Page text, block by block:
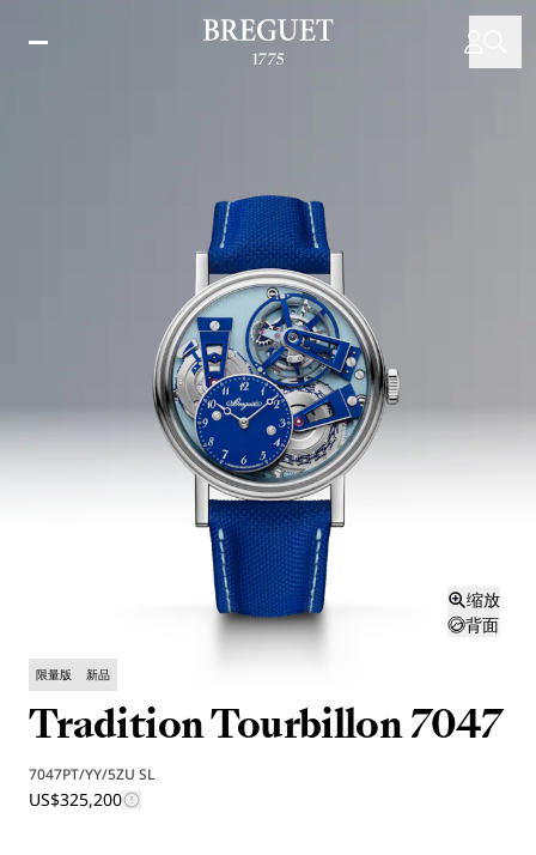
缩放
背面
限量版 新品
Tradition Tourbillon 7047
7047PT/YY/5ZU SL
US$325,200